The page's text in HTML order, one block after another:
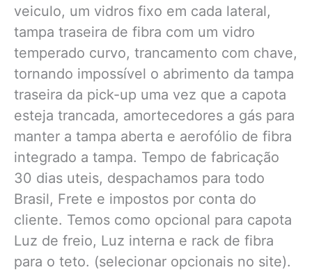
veiculo, um vidros fixo em cada lateral,
tampa traseira de fibra com um vidro
temperado curvo, trancamento com chave,
tornando impossível o abrimento da tampa
traseira da pick-up uma vez que a capota
esteja trancada, amortecedores a gás para
manter a tampa aberta e aerofólio de fibra
integrado a tampa. Tempo de fabricação
30 dias uteis, despachamos para todo
Brasil, Frete e impostos por conta do
cliente. Temos como opcional para capota
Luz de freio, Luz interna e rack de fibra
para o teto. (selecionar opcionais no site).